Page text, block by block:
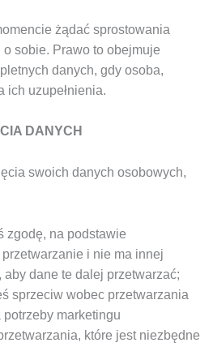
żądać sprostowania
sobie. Prawo to obejmuje
danych, gdy osoba,
ich uzupełnienia.
DANYCH
swoich danych osobowych,
zgodę, na podstawie
przetwarzanie i nie ma innej
aby dane te dalej przetwarzać;
sprzeciw wobec przetwarzania
marketingu
które jest niezbędne